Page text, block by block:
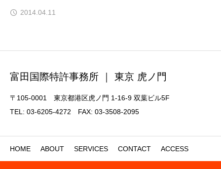
2014.04.11
富田国際特許事務所 ｜ 東京 虎ノ門
〒105-0001 東京都港区虎ノ門 1-16-9 双葉ビル5F
TEL: 03-6205-4272 FAX: 03-3508-2095
HOME ABOUT SERVICES CONTACT ACCESS